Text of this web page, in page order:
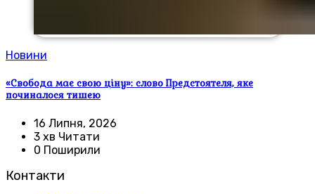
Новини
«Свобода має свою ціну»: слово Предстоятеля, яке
починалося тишею
16 Липня, 2026
3 хв Читати
0 Поширили
Контакти